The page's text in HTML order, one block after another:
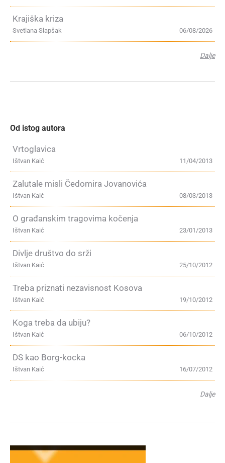
Krajiška kriza
06/08/2026
Svetlana Slapšak
Dalje
Od istog autora
Vrtoglavica
11/04/2013
Ištvan Kaić
Zalutale misli Čedomira Jovanovića
08/03/2013
Ištvan Kaić
O građanskim tragovima kočenja
23/01/2013
Ištvan Kaić
Divlje društvo do srži
25/10/2012
Ištvan Kaić
Treba priznati nezavisnost Kosova
19/10/2012
Ištvan Kaić
Koga treba da ubiju?
06/10/2012
Ištvan Kaić
DS kao Borg-kocka
16/07/2012
Ištvan Kaić
Dalje